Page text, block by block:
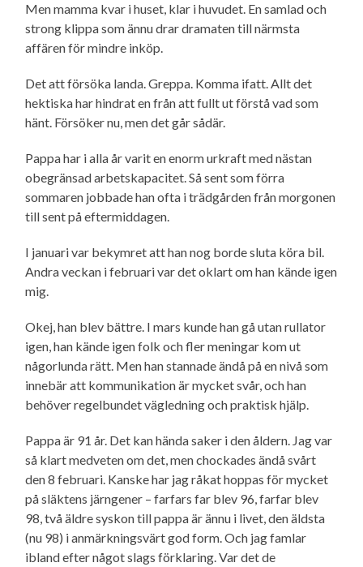
Men mamma kvar i huset, klar i huvudet. En samlad och
strong klippa som ännu drar dramaten till närmsta
affären för mindre inköp.
Det att försöka landa. Greppa. Komma ifatt. Allt det
hektiska har hindrat en från att fullt ut förstå vad som
hänt. Försöker nu, men det går sådär.
Pappa har i alla år varit en enorm urkraft med nästan
obegränsad arbetskapacitet. Så sent som förra
sommaren jobbade han ofta i trädgården från morgonen
till sent på eftermiddagen.
I januari var bekymret att han nog borde sluta köra bil.
Andra veckan i februari var det oklart om han kände igen
mig.
Okej, han blev bättre. I mars kunde han gå utan rullator
igen, han kände igen folk och fler meningar kom ut
någorlunda rätt. Men han stannade ändå på en nivå som
innebär att kommunikation är mycket svår, och han
behöver regelbundet vägledning och praktisk hjälp.
Pappa är 91 år. Det kan hända saker i den åldern. Jag var
så klart medveten om det, men chockades ändå svårt
den 8 februari. Kanske har jag råkat hoppas för mycket
på släktens järngener – farfars far blev 96, farfar blev
98, två äldre syskon till pappa är ännu i livet, den äldsta
(nu 98) i anmärkningsvärt god form. Och jag famlar
ibland efter något slags förklaring. Var det de